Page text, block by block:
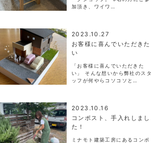
加頂き、ワイワ…
2023.10.27
お客様に喜んでいただきた
い
「お客様に喜んでいただきた
い」 そんな想いから弊社のスタ
ッフが何やらコソコソと…
2023.10.16
コンポスト、手入れしまし
た！
ミナモト建築工房にあるコンポ